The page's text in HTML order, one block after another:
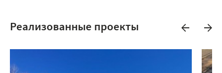
Реализованные проекты